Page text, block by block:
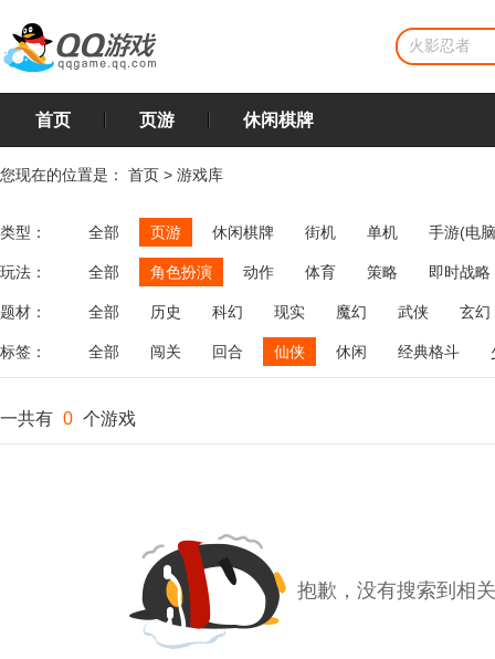
首页 页游 休闲棋牌
您现在的位置是： 首页 > 游戏库
类型： 全部 页游 休闲棋牌 街机 单机 手游(电
玩法： 全部 角色扮演 动作 体育 策略
即时战略
飞行
恋爱 第三人称射击 棋类 牌类 麻将
题材： 全部 历史 科幻 现实 魔幻 武侠 玄幻
标签： 全部 闯关 回合 仙侠 休闲 经典格斗
一共有 0 个游戏
抱歉，没有搜索到相